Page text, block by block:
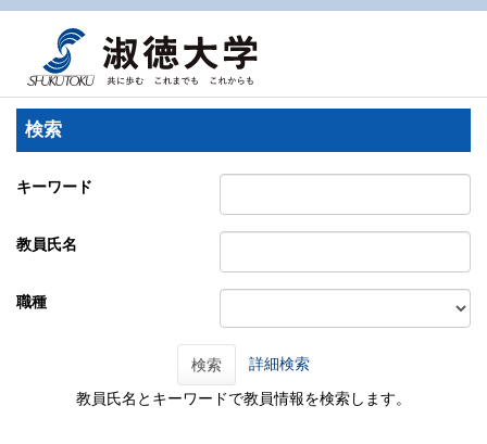
検索
キーワード
教員氏名
職種
検索 詳細検索
教員氏名とキーワードで教員情報を検索します。